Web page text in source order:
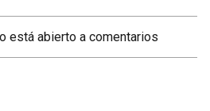
está abierto a comentarios